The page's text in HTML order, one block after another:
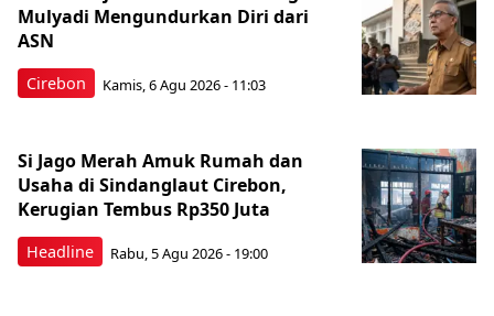
Cirebon
Mulyadi Mengundurkan Diri dari
ASN
Kamis, 6 Agu 2026 - 11:03
Headline
Si Jago Merah Amuk Rumah dan
Usaha di Sindanglaut Cirebon,
Kerugian Tembus Rp350 Juta
Rabu, 5 Agu 2026 - 19:00